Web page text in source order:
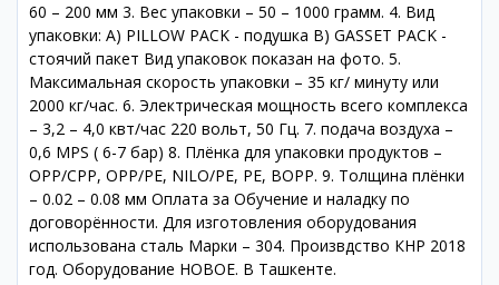
60 – 200 мм 3. Вес упаковки – 50 – 1000 грамм. 4. Вид
упаковки: А) PILLOW PACK - подушка В) GASSET PACK -
стоячий пакет Вид упаковок показан на фото. 5.
Максимальная скорость упаковки – 35 кг/ минуту или
2000 кг/час. 6. Электрическая мощность всего комплекса
– 3,2 – 4,0 квт/час 220 вольт, 50 Гц. 7. подача воздуха –
0,6 MPS ( 6-7 бар) 8. Плёнка для упаковки продуктов –
OPP/CPP, OPP/PE, NILO/PE, PE, BOPP. 9. Толщина плёнки
– 0.02 – 0.08 мм Оплата за Обучение и наладку по
договорённости. Для изготовления оборудования
использована сталь Марки – 304. Произвдство КНР 2018
год. Оборудование НОВОЕ. В Ташкенте.